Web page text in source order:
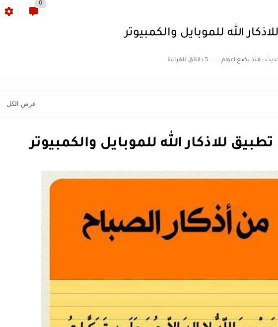
0
الله للموبايل والكمبيوتر
: منذ بضع اعوام 5 دقائق للقراءة
للاذكار الله للموبايل والكمبيوتر